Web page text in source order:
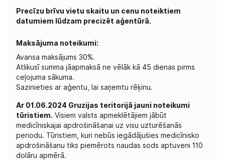
Precīzu brīvu vietu skaitu un cenu noteiktiem
datumiem lūdzam precizēt aģentūrā.
Maksājuma noteikumi:
Avansa maksājums 30%.
Atlikusī summa jāapmaksā ne vēlāk kā 45 dienas pirms
ceļojuma sākuma.
Sazinieties ar aģentu, lai saņemtu rēķinu.
Ar 01.06.2024 Gruzijas teritorijā jauni noteikumi
tūristiem. Visiem valsts apmeklētājiem jābūt
medicīniskajai apdrošināšanai uz visu uzturēšanās
periodu. Tūristiem, kuri nebūs iegādājušies medicīnisko
apdrošināšanu tiks piemērots naudas sods aptuveni 110
dolāru apmērā.